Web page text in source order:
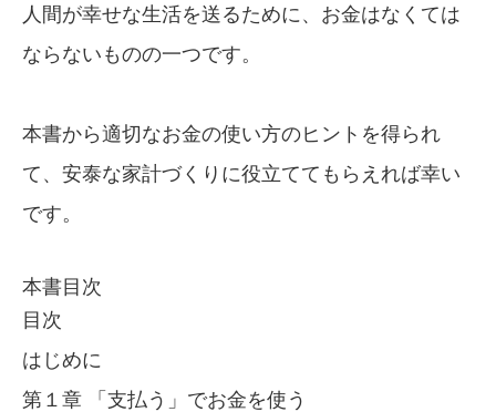
人間が幸せな生活を送るために、お金はなくては
ならないものの一つです。
本書から適切なお金の使い方のヒントを得られ
て、安泰な家計づくりに役立ててもらえれば幸い
です。
本書目次
目次
はじめに
第１章 「支払う」でお金を使う